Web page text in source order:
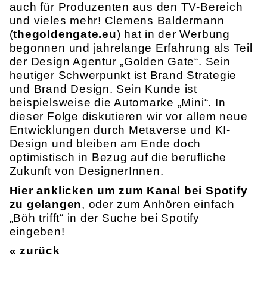
auch für Produzenten aus den TV-Bereich
und vieles mehr! Clemens Baldermann
(thegoldengate.eu) hat in der Werbung
begonnen und jahrelange Erfahrung als Teil
der Design Agentur „Golden Gate“. Sein
heutiger Schwerpunkt ist Brand Strategie
und Brand Design. Sein Kunde ist
beispielsweise die Automarke „Mini“. In
dieser Folge diskutieren wir vor allem neue
Entwicklungen durch Metaverse und KI-
Design und bleiben am Ende doch
optimistisch in Bezug auf die berufliche
Zukunft von DesignerInnen.
Hier anklicken um zum Kanal bei Spotify
zu gelangen, oder zum Anhören einfach
„Böh trifft“ in der Suche bei Spotify
eingeben!
« zurück